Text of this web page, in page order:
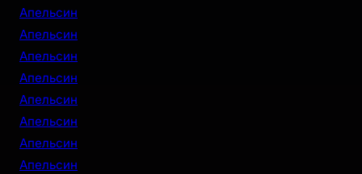
Апельсин
Апельсин
Апельсин
Апельсин
Апельсин
Апельсин
Апельсин
Апельсин